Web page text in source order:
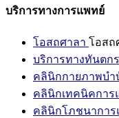
บริการทางการแพทย์
โอสถศาลา โอสถ
บริการทางทันตก
คลินิกกายภาพบำ
คลินิกเทคนิคการ
คลินิกโภชนาการ